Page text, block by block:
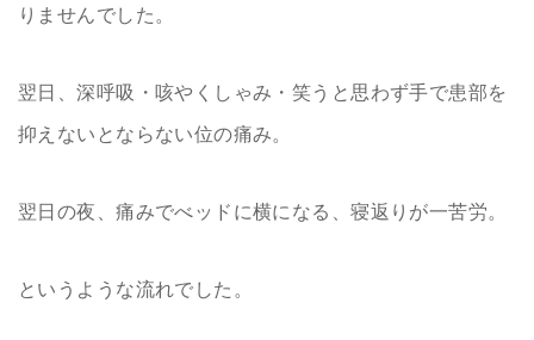
りませんでした。
翌日、深呼吸・咳やくしゃみ・笑うと思わず手で患部を
抑えないとならない位の痛み。
翌日の夜、痛みでべッドに横になる、寝返りが一苦労。
というような流れでした。